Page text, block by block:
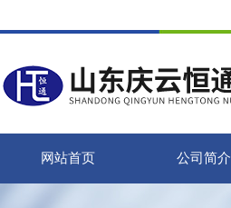
网站首页 公司简介